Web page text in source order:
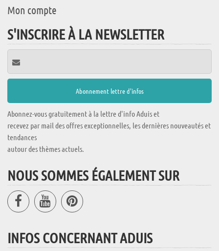
Mon compte
S'INSCRIRE À LA NEWSLETTER
Abonnez-vous gratuitement à la lettre d'info Aduis et
recevez par mail des offres exceptionnelles, les dernières nouveautés et
tendances
autour des thèmes actuels.
NOUS SOMMES ÉGALEMENT SUR
INFOS CONCERNANT ADUIS